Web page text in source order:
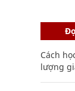
Cách
lượng